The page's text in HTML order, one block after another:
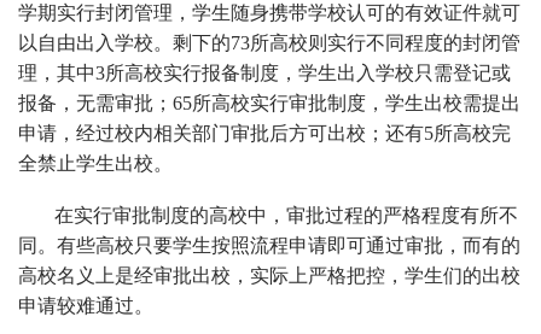
学期实行封闭管理，学生随身携带学校认可的有效证件就可
以自由出入学校。剩下的73所高校则实行不同程度的封闭管
理，其中3所高校实行报备制度，学生出入学校只需登记或
报备，无需审批；65所高校实行审批制度，学生出校需提出
申请，经过校内相关部门审批后方可出校；还有5所高校完
全禁止学生出校。
在实行审批制度的高校中，审批过程的严格程度有所不
同。有些高校只要学生按照流程申请即可通过审批，而有的
高校名义上是经审批出校，实际上严格把控，学生们的出校
申请较难通过。